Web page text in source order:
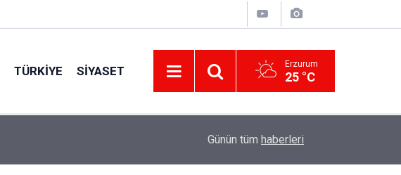
TÜRKIYE SIYASET Erzurum
25 °C
Erzurum’un Ayasofyası’nda ortaya çıktı!
Günün tüm haberleri